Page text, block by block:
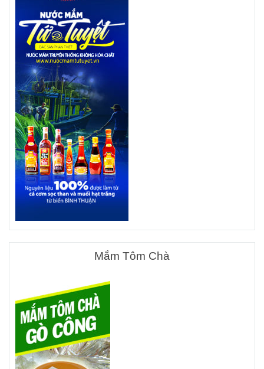
Mắm Tôm Chà